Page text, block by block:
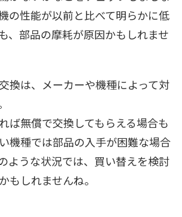
の性能が以前と比べて明らかに低
、部品の摩耗が原因かもしれませ
換は、メーカーや機種によって対
ば無償で交換してもらえる場合も
機種では部品の入手が困難な場合
ような状況では、買い替えを検討
もしれませんね。